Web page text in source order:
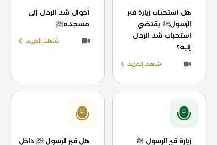
هل استحباب زيارة قبر
الرسولﷺ يقتضي
استحباب شد الرحال
إليه؟
شاهد المزيد
أحوال شد الرحال إلى
مسجدهﷺ
شاهد المزيد
زيارة قبر الرسول ﷺ
هل قبر الرسول ﷺ داخل